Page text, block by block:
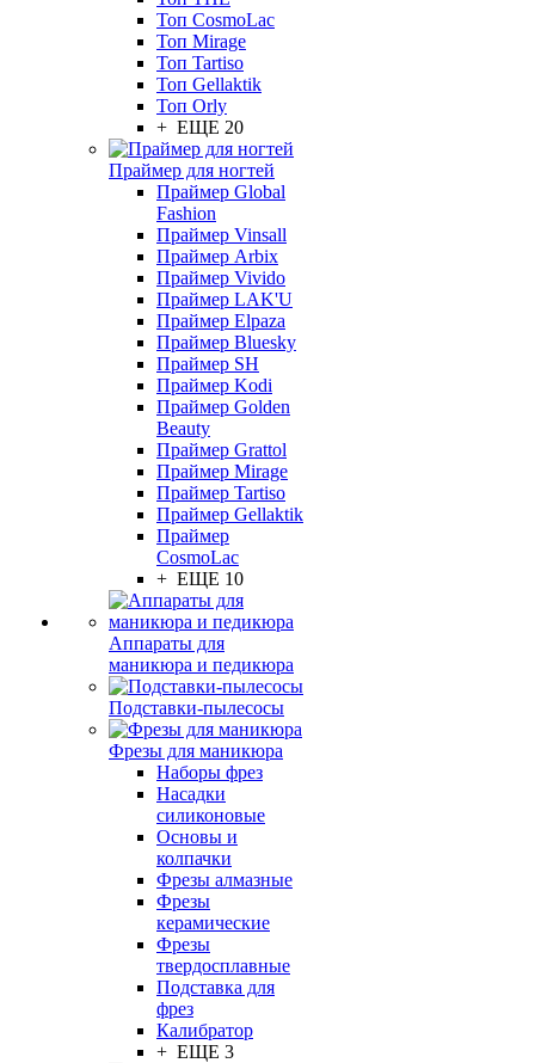
Топ CosmoLac
Топ Mirage
Топ Tartiso
Топ Gellaktik
Топ Orly
+ ЕЩЕ 20
Праймер для ногтей
Праймер Global
Fashion
Праймер Vinsall
Праймер Arbix
Праймер Vivido
Праймер LAK'U
Праймер Elpaza
Праймер Bluesky
Праймер SH
Праймер Kodi
Праймер Golden
Beauty
Праймер Grattol
Праймер Mirage
Праймер Tartiso
Праймер Gellaktik
Праймер
CosmoLac
+ ЕЩЕ 10
Аппараты для
маникюра и педикюра
Подставки-пылесосы
Фрезы для маникюра
Наборы фрез
Насадки
силиконовые
Основы и
колпачки
Фрезы алмазные
Фрезы
керамические
Фрезы
твердосплавные
Подставка для
фрез
Калибратор
+ ЕЩЕ 3